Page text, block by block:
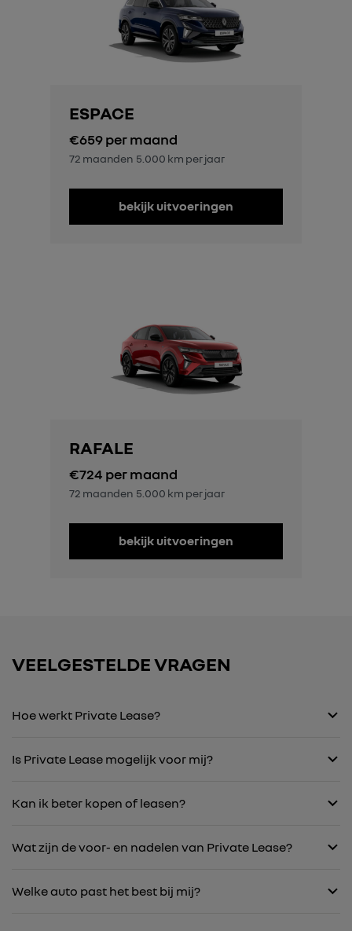
ESPACE
€659per maand
72 maanden 5.000 km per jaar
bekijk uitvoeringen
RAFALE
€724 per maand
72 maanden 5.000 km per jaar
bekijk uitvoeringen
VEELGESTELDE VRAGEN
Hoe werkt Private Lease?
Is Private Lease mogelijk voor mij?
Kan ik beter kopen of leasen?
Wat zijn de voor- en nadelen van Private Lease?
Welke auto past het best bij mij?